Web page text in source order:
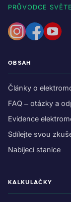
PRŮVODCE
OBSAH
Články o
FAQ – otázky a
Evidence
Sdílejte svou
Nabíjecí stanice
KALKULAČKY